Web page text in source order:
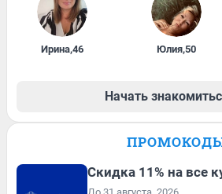
Ирина,46 Юлия,50
Начать
Скидка 11% на все